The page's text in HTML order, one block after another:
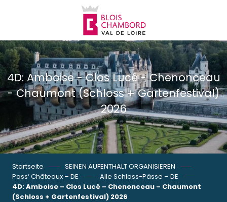
principal
4D: Amboise - Clos Lucé - Chenonceau
- Chaumont (Schloss + Gartenfestival)
2026
Startseite
SEINEN AUFENTHALT ORGANISIEREN
Pass‘ Châteaux – DE
Alle Schloss-Pässe – DE
4D: Amboise – Clos Lucé – Chenonceau – Chaumont
(Schloss + Gartenfestival) 2026